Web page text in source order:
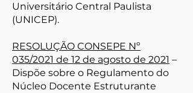
Universitário Central Paulista
(UNICEP).
RESOLUÇÃO CONSEPE Nº
035/2021 de 12 de agosto de 2021 –
Dispõe sobre o Regulamento do
Núcleo Docente Estruturante